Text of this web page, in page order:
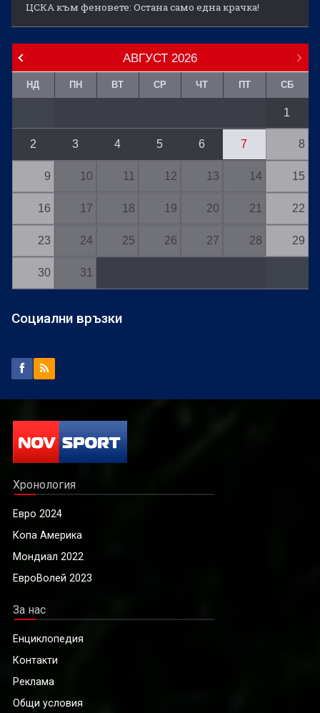
ЦСКА към феновете: Остана само една крачка!
АВГУСТ 2026
НД ПН ВТ СР ЧТ ПТ СБ
1
2 3 4 5 6 7 8
9 10 11 12 13 14 15
16 17 18 19 20 21 22
23 24 25 26 27 28 29
30 31
Социални връзки
Хронология
Евро 2024
Копа Америка
Мондиал 2022
ЕвроВолей 2023
За нас
Енциклопедия
Контакти
Реклама
Общи условия